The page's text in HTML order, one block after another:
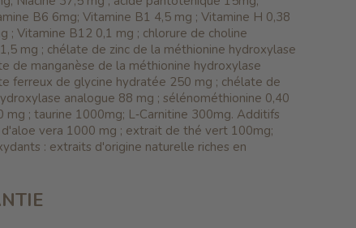
B6 6mg; Vitamine B1 4,5 mg ; Vitamine H 0,38
; Vitamine B12 0,1 mg ; chlorure de choline
mg ; chélate de zinc de la méthionine hydroxylase
de manganèse de la méthionine hydroxylase
ferreux de glycine hydratée 250 mg ; chélate de
analogue 88 mg ; sélénométhionine 0,40
mg ; taurine 1000mg; L‐Carnitine 300mg. Additifs
vera 1000 mg ; extrait de thé vert 100mg;
: extraits d'origine naturelle riches en